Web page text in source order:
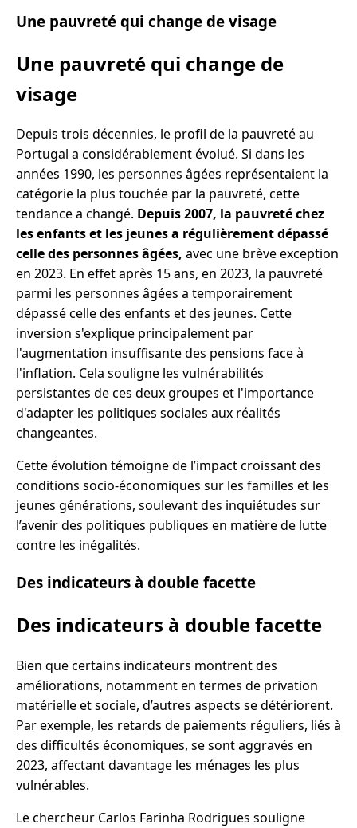
Une pauvreté qui change de visage
Une pauvreté qui change de
visage
Depuis trois décennies, le profil de la pauvreté au
Portugal a considérablement évolué. Si dans les
années 1990, les personnes âgées représentaient la
catégorie la plus touchée par la pauvreté, cette
tendance a changé. Depuis 2007, la pauvreté chez
les enfants et les jeunes a régulièrement dépassé
celle des personnes âgées, avec une brève exception
en 2023. En effet après 15 ans, en 2023, la pauvreté
parmi les personnes âgées a temporairement
dépassé celle des enfants et des jeunes. Cette
inversion s'explique principalement par
l'augmentation insuffisante des pensions face à
l'inflation. Cela souligne les vulnérabilités
persistantes de ces deux groupes et l'importance
d'adapter les politiques sociales aux réalités
changeantes.
Cette évolution témoigne de l’impact croissant des
conditions socio-économiques sur les familles et les
jeunes générations, soulevant des inquiétudes sur
l’avenir des politiques publiques en matière de lutte
contre les inégalités.
Des indicateurs à double facette
Des indicateurs à double facette
Bien que certains indicateurs montrent des
améliorations, notamment en termes de privation
matérielle et sociale, d’autres aspects se détériorent.
Par exemple, les retards de paiements réguliers, liés à
des difficultés économiques, se sont aggravés en
2023, affectant davantage les ménages les plus
vulnérables.
Le chercheur Carlos Farinha Rodrigues souligne